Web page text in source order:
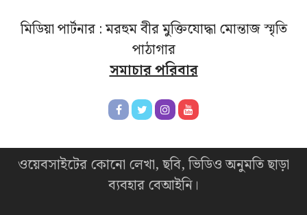
মিডিয়া পার্টনার : মরহুম বীর মুক্তিযোদ্ধা মোন্তাজ স্মৃতি
পাঠাগার
সমাচার পরিবার
ওয়েবসাইটের কোনো লেখা, ছবি, ভিডিও অনুমতি ছাড়া
ব্যবহার বেআইনি।